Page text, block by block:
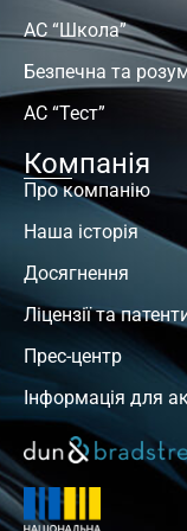
АС “Школа”
Безпечна та
АС “Тест”
Компанія
Про компанію
Наша історія
Досягнення
Ліцензії та
Прес-центр
Інформація для